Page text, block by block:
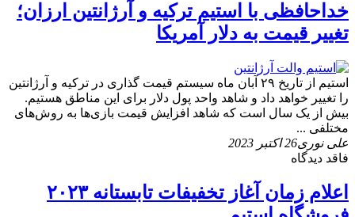
خداحافظی با استیم ترکیه و آرژانتین ارزان؛
تغییر قیمت به دلار آمریکا
استیم از تاریخ ۲۹ آبان ماه سیستم قیمت گذاری در ترکیه و آرژانتین
را تغییر خواهد داد و شاهد واحد پول دلار برای این مناطق هستیم.
بیش از یک سال است که شاهد افزایش قیمت بازی‌ها به روش‌های
مختلفی ...
علی نوری26 اکتبر 2023
فاقد دیدگاه
اعلام زمان آغاز تخفیفات تابستانه ۲۰۲۳